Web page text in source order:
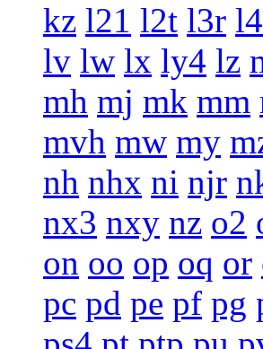
kz l21 l2t l3r l4
lv lw lx ly4 lz
mh mj mk mm
mvh mw my
nh nhx ni njr
nx3 nxy nz o2
on oo op oq or
pc pd pe pf pg